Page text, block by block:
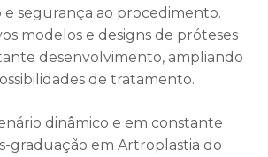
e segurança ao procedimento.
modelos e designs de próteses
desenvolvimento, ampliando
de tratamento.
dinâmico e em constante
graduação em Artroplastia do